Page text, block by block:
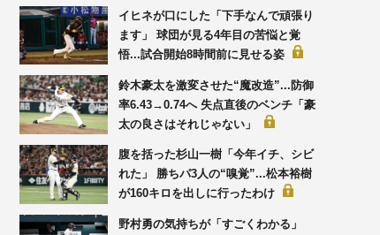
イヒネが口にした「下手なんで頑張り
ます」 球団が見る4年目の苦悩と覚
悟...試合開始8時間前に見せる姿
鈴木豪太を激変させた“魔改造”...防御
率6.43→0.74へ 失点直後のベンチ「豪
太の良さはそれじゃない」
腹を括った杉山一樹「今年イチ、シビ
れた」 勝ちパ3人の“嗅覚”...松本裕樹
が160キロを出しに行ったわけ
野村勇の気持ちが「すごくわかる」